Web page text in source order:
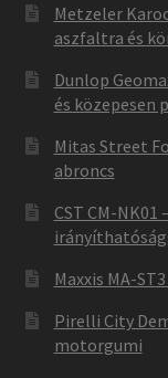
Metzeler
aszfaltra és
Dunlop
és közepesen
Mitas Street
abroncs
CST CM-
Maxxis MA-
Pirelli City
motorgumi